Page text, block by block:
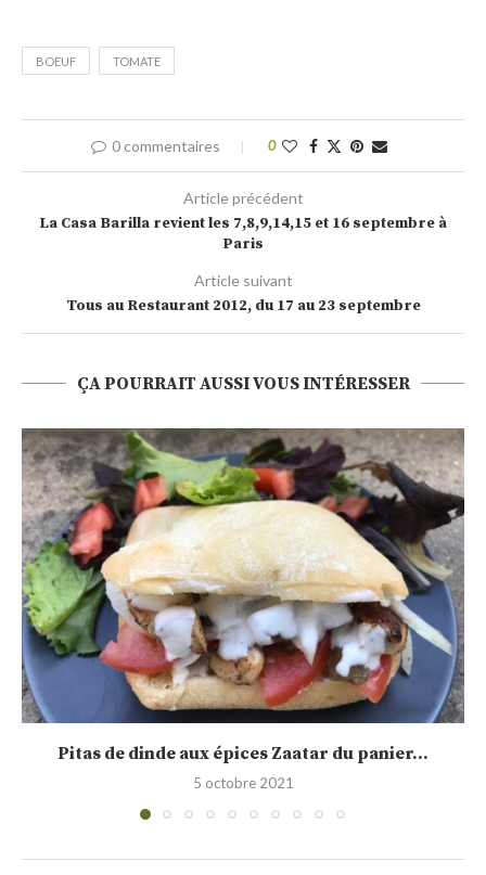
BOEUF TOMATE
0 commentaires 0
Article précédent
La Casa Barilla revient les 7,8,9,14,15 et 16 septembre à
Paris
Article suivant
Tous au Restaurant 2012, du 17 au 23 septembre
ÇA POURRAIT AUSSI VOUS INTÉRESSER
Testé pour vous, la pierre à pizza Crispiz...
13 avril 2020